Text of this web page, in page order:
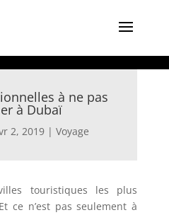
à ne pas
à Dubaï
2, 2019 |Voyage
touristiques les plus
ce n’est pas seulement à